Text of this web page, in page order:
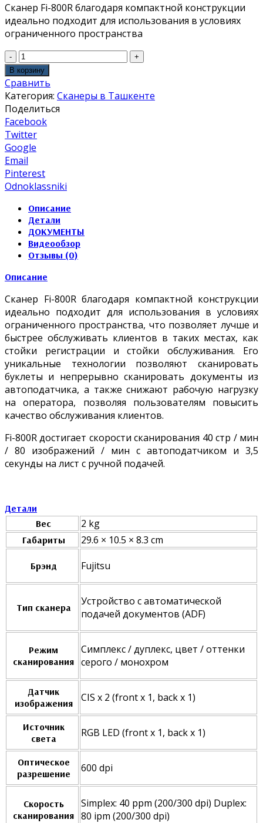
Сканер Fi-800R благодаря компактной конструкции
идеально подходит для использования в условиях
ограниченного пространства
В корзину
Сравнить
Категория: Сканеры в Ташкенте
Поделиться
Facebook
Twitter
Google
Email
Pinterest
Odnoklassniki
Описание
Детали
ДОКУМЕНТЫ
Видеообзор
Отзывы (0)
Описание
Сканер Fi-800R благодаря компактной конструкции
идеально подходит для использования в условиях
ограниченного пространства, что позволяет лучше и
быстрее обслуживать клиентов в таких местах, как
стойки регистрации и стойки обслуживания. Его
уникальные технологии позволяют сканировать
буклеты и непрерывно сканировать документы из
автоподатчика, а также снижают рабочую нагрузку
на оператора, позволяя пользователям повысить
качество обслуживания клиентов.
Fi-800R достигает скорости сканирования 40 стр / мин
/ 80 изображений / мин с автоподатчиком и 3,5
секунды на лист с ручной подачей.
Детали
Вес
2 kg
Габариты 29.6 × 10.5 × 8.3 cm
Брэнд Fujitsu
Тип сканера
Устройство с автоматической
подачей документов (ADF)
Режим
сканирования
Симплекс / дуплекс, цвет / оттенки
серого / монохром
Датчик
изображения
CIS x 2 (front x 1, back x 1)
Источник
света
RGB LED (front x 1, back x 1)
Оптическое
разрешение
600 dpi
Скорость
сканирования
Simplex: 40 ppm (200/300 dpi) Duplex:
80 ipm (200/300 dpi)